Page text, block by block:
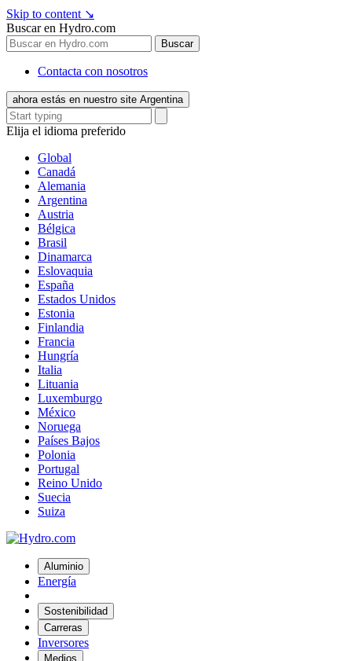
Skip to content ↘
Buscar en Hydro.com
Buscar
Contacta con nosotros
ahora estás en nuestro site Argentina
Elija el idioma preferido
Global
Canadá
Alemania
Argentina
Austria
Bélgica
Brasil
Dinamarca
Eslovaquia
España
Estados Unidos
Estonia
Finlandia
Francia
Hungría
Italia
Lituania
Luxemburgo
México
Noruega
Países Bajos
Polonia
Portugal
Reino Unido
Suecia
Suiza
Aluminio
Energía
Sostenibilidad
Carreras
Inversores
Medios